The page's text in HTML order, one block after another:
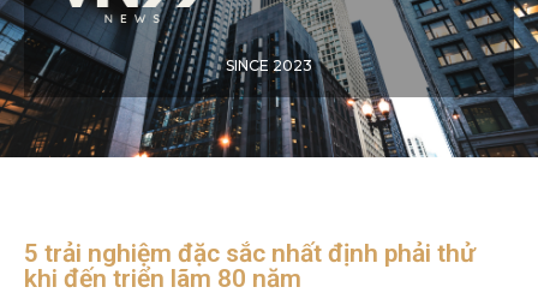
SINCE 2023
5 trải nghiệm đặc sắc nhất định phải thử
khi đến triển lãm 80 năm